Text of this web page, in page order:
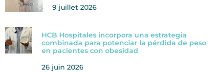
9 juillet 2026
HCB Hospitales incorpora una estrategia
combinada para potenciar la pérdida de peso
en pacientes con obesidad
26 juin 2026